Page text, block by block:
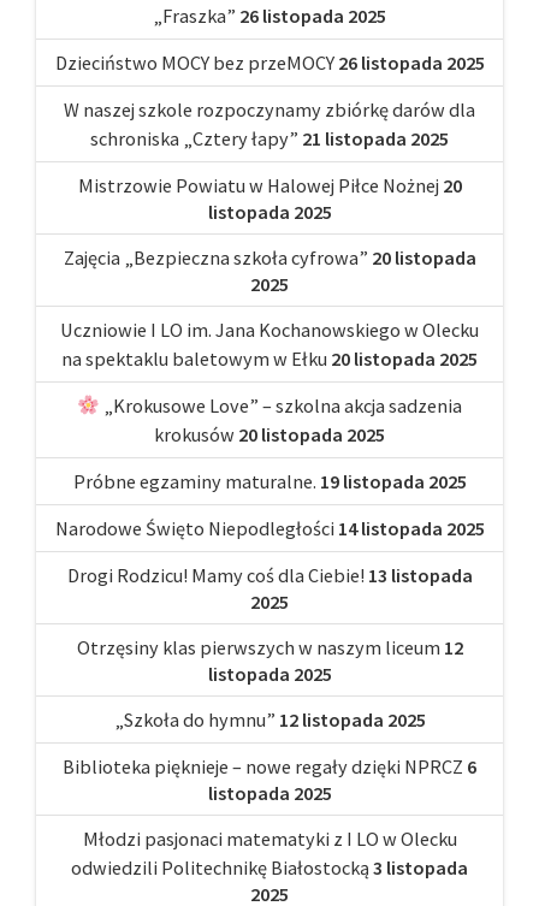
„Fraszka” 26 listopada 2025
Dzieciństwo MOCY bez przeMOCY 26 listopada 2025
W naszej szkole rozpoczynamy zbiórkę darów dla
schroniska „Cztery łapy” 21 listopada 2025
Mistrzowie Powiatu w Halowej Piłce Nożnej 20
listopada 2025
Zajęcia „Bezpieczna szkoła cyfrowa” 20 listopada
2025
Uczniowie I LO im. Jana Kochanowskiego w Olecku
na spektaklu baletowym w Ełku 20 listopada 2025
„Krokusowe Love” – szkolna akcja sadzenia
krokusów 20 listopada 2025
Próbne egzaminy maturalne. 19 listopada 2025
Narodowe Święto Niepodległości 14 listopada 2025
Drogi Rodzicu! Mamy coś dla Ciebie! 13 listopada
2025
Otrzęsiny klas pierwszych w naszym liceum 12
listopada 2025
„Szkoła do hymnu” 12 listopada 2025
Biblioteka pięknieje – nowe regały dzięki NPRCZ 6
listopada 2025
Młodzi pasjonaci matematyki z I LO w Olecku
odwiedzili Politechnikę Białostocką 3 listopada
2025